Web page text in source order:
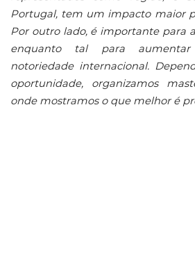
Portugal, tem um impacto maior
Por outro lado, é importante para
enquanto tal para
notoriedade internacional.
oportunidade, organizamos
onde mostramos o que melhor é